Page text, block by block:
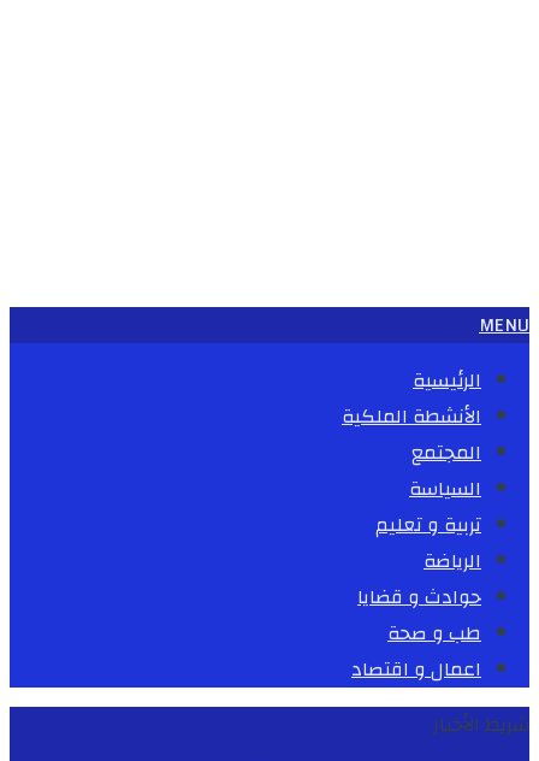
MENU
الرئيسية
الأنشطة الملكية
المجتمع
السياسة
تربية و تعليم
الرياضة
حوادث و قضايا
طب و صحة
اعمال و اقتصاد
شريط الأخبار